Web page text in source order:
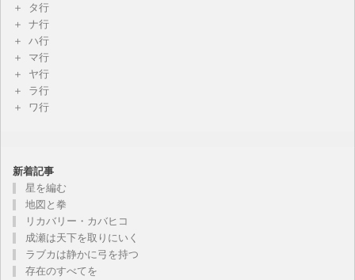
タ行
ナ行
ハ行
マ行
ヤ行
ラ行
ワ行
新着記事
星を編む
地図と拳
リカバリー・カバヒコ
成瀬は天下を取りにいく
ラブカは静かに弓を持つ
存在のすべてを